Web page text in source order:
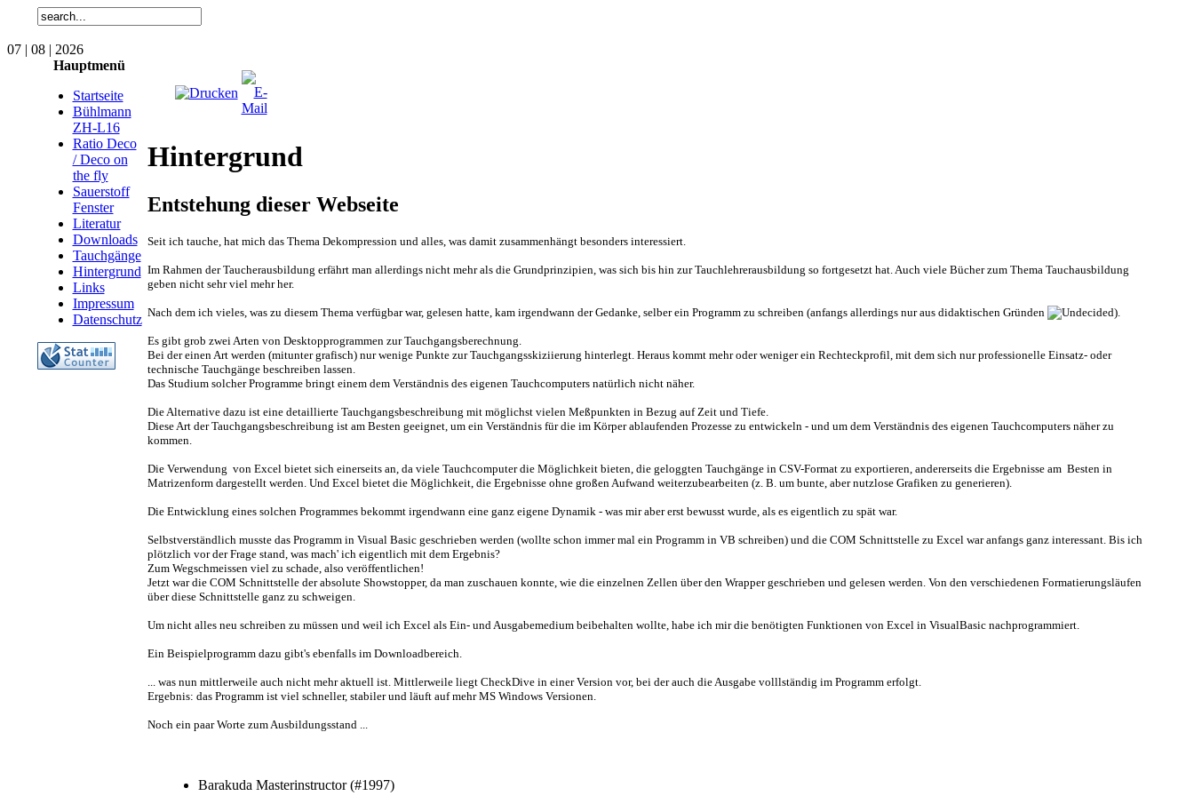
07 | 08 | 2026
Hauptmenü
Startseite
Bühlmann
ZH-L16
Ratio Deco
/ Deco on
the fly
Sauerstoff
Fenster
Literatur
Downloads
Tauchgänge
Hintergrund
Links
Impressum
Datenschutz
Hintergrund
Entstehung dieser Webseite
Seit ich tauche, hat mich das Thema Dekompression und alles, was damit zusammenhängt besonders interessiert.
Im Rahmen der Taucherausbildung erfährt man allerdings nicht mehr als die Grundprinzipien, was sich bis hin zur Tauchlehrerausbildung so fortgesetzt hat. Auch viele Bücher zum Thema Tauchausbildung
geben nicht sehr viel mehr her.
Nach dem ich vieles, was zu diesem Thema verfügbar war, gelesen hatte, kam irgendwann der Gedanke, selber ein Programm zu schreiben (anfangs allerdings nur aus didaktischen Gründen ).
Es gibt grob zwei Arten von Desktopprogrammen zur Tauchgangsberechnung.
Bei der einen Art werden (mitunter grafisch) nur wenige Punkte zur Tauchgangsskiziierung hinterlegt. Heraus kommt mehr oder weniger ein Rechteckprofil, mit dem sich nur professionelle Einsatz- oder
technische Tauchgänge beschreiben lassen.
Das Studium solcher Programme bringt einem dem Verständnis des eigenen Tauchcomputers natürlich nicht näher.
Die Alternative dazu ist eine detaillierte Tauchgangsbeschreibung mit möglichst vielen Meßpunkten in Bezug auf Zeit und Tiefe.
Diese Art der Tauchgangsbeschreibung ist am Besten geeignet, um ein Verständnis für die im Körper ablaufenden Prozesse zu entwickeln - und um dem Verständnis des eigenen Tauchcomputers näher zu
kommen.
Die Verwendung von Excel bietet sich einerseits an, da viele Tauchcomputer die Möglichkeit bieten, die geloggten Tauchgänge in CSV-Format zu exportieren, andererseits die Ergebnisse am Besten in
Matrizenform dargestellt werden. Und Excel bietet die Möglichkeit, die Ergebnisse ohne großen Aufwand weiterzubearbeiten (z. B. um bunte, aber nutzlose Grafiken zu generieren).
Die Entwicklung eines solchen Programmes bekommt irgendwann eine ganz eigene Dynamik - was mir aber erst bewusst wurde, als es eigentlich zu spät war.
Selbstverständlich musste das Programm in Visual Basic geschrieben werden (wollte schon immer mal ein Programm in VB schreiben) und die COM Schnittstelle zu Excel war anfangs ganz interessant. Bis ich
plötzlich vor der Frage stand, was mach' ich eigentlich mit dem Ergebnis?
Zum Wegschmeissen viel zu schade, also veröffentlichen!
Jetzt war die COM Schnittstelle der absolute Showstopper, da man zuschauen konnte, wie die einzelnen Zellen über den Wrapper geschrieben und gelesen werden. Von den verschiedenen Formatierungsläufen
über diese Schnittstelle ganz zu schweigen.
Um nicht alles neu schreiben zu müssen und weil ich Excel als Ein- und Ausgabemedium beibehalten wollte, habe ich mir die benötigten Funktionen von Excel in VisualBasic nachprogrammiert.
Ein Beispielprogramm dazu gibt's ebenfalls im Downloadbereich.
... was nun mittlerweile auch nicht mehr aktuell ist. Mittlerweile liegt CheckDive in einer Version vor, bei der auch die Ausgabe volllständig im Programm erfolgt.
Ergebnis: das Programm ist viel schneller, stabiler und läuft auf mehr MS Windows Versionen.
Noch ein paar Worte zum Ausbildungsstand ...
Barakuda Masterinstructor (#1997)